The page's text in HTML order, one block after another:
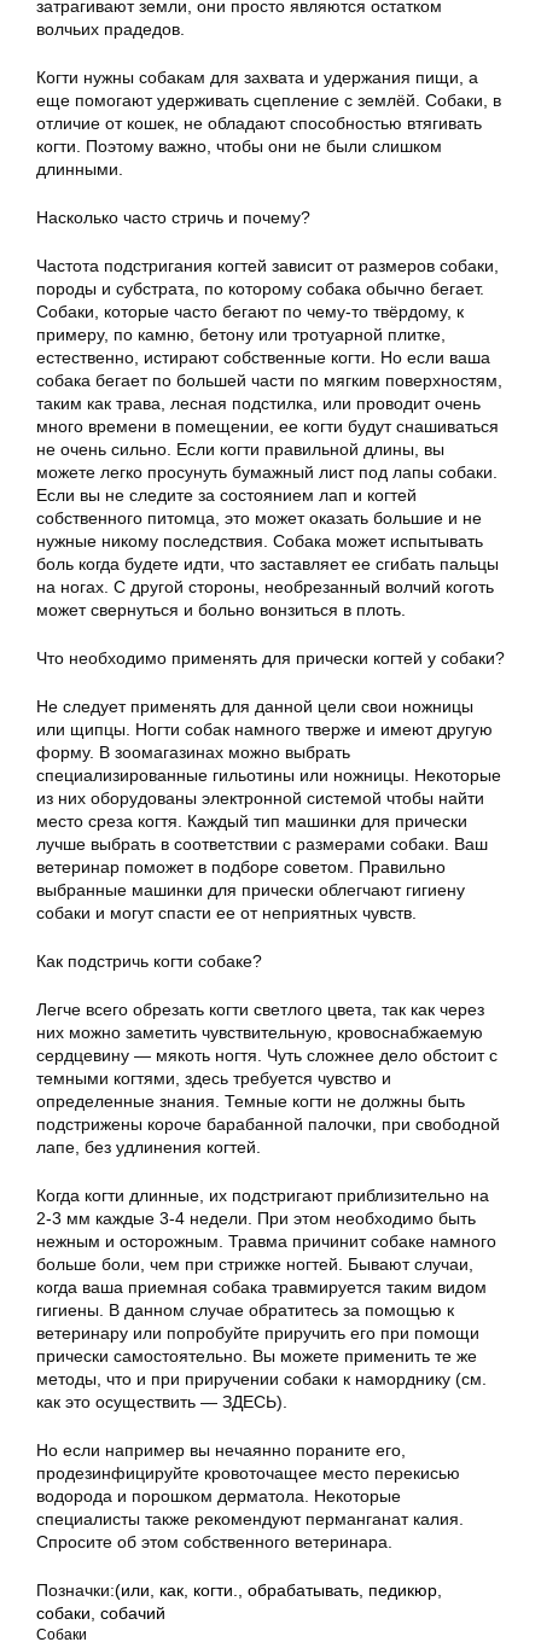
затрагивают земли, они просто являются остатком
волчьих прадедов.
Когти нужны собакам для захвата и удержания пищи, а
еще помогают удерживать сцепление с землёй. Собаки, в
отличие от кошек, не обладают способностью втягивать
когти. Поэтому важно, чтобы они не были слишком
длинными.
Насколько часто стричь и почему?
Частота подстригания когтей зависит от размеров собаки,
породы и субстрата, по которому собака обычно бегает.
Собаки, которые часто бегают по чему-то твёрдому, к
примеру, по камню, бетону или тротуарной плитке,
естественно, истирают собственные когти. Но если ваша
собака бегает по большей части по мягким поверхностям,
таким как трава, лесная подстилка, или проводит очень
много времени в помещении, ее когти будут снашиваться
не очень сильно. Если когти правильной длины, вы
можете легко просунуть бумажный лист под лапы собаки.
Если вы не следите за состоянием лап и когтей
собственного питомца, это может оказать большие и не
нужные никому последствия. Собака может испытывать
боль когда будете идти, что заставляет ее сгибать пальцы
на ногах. С другой стороны, необрезанный волчий коготь
может свернуться и больно вонзиться в плоть.
Что необходимо применять для прически когтей у собаки?
Не следует применять для данной цели свои ножницы
или щипцы. Ногти собак намного тверже и имеют другую
форму. В зоомагазинах можно выбрать
специализированные гильотины или ножницы. Некоторые
из них оборудованы электронной системой чтобы найти
место среза когтя. Каждый тип машинки для прически
лучше выбрать в соответствии с размерами собаки. Ваш
ветеринар поможет в подборе советом. Правильно
выбранные машинки для прически облегчают гигиену
собаки и могут спасти ее от неприятных чувств.
Как подстричь когти собаке?
Легче всего обрезать когти светлого цвета, так как через
них можно заметить чувствительную, кровоснабжаемую
сердцевину — мякоть ногтя. Чуть сложнее дело обстоит с
темными когтями, здесь требуется чувство и
определенные знания. Темные когти не должны быть
подстрижены короче барабанной палочки, при свободной
лапе, без удлинения когтей.
Когда когти длинные, их подстригают приблизительно на
2-3 мм каждые 3-4 недели. При этом необходимо быть
нежным и осторожным. Травма причинит собаке намного
больше боли, чем при стрижке ногтей. Бывают случаи,
когда ваша приемная собака травмируется таким видом
гигиены. В данном случае обратитесь за помощью к
ветеринару или попробуйте приручить его при помощи
прически самостоятельно. Вы можете применить те же
методы, что и при приручении собаки к наморднику (см.
как это осуществить — ЗДЕСЬ).
Но если например вы нечаянно пораните его,
продезинфицируйте кровоточащее место перекисью
водорода и порошком дерматола. Некоторые
специалисты также рекомендуют перманганат калия.
Спросите об этом собственного ветеринара.
Позначки:(или как когти. обрабатывать педикюр
собаки собачий
Собаки